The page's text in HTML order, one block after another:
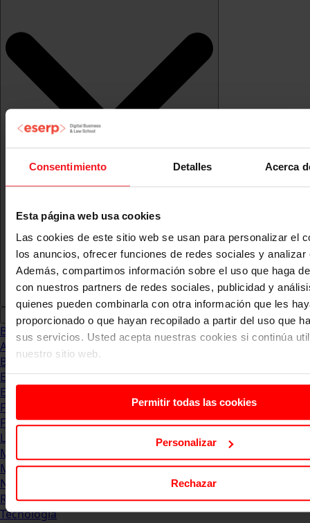
Consentimiento Detalles Acerca
Esta página web usa cookies
Las cookies de este sitio web se usan para personalizar el
los anuncios, ofrecer funciones de redes sociales y analizar
Además, compartimos información sobre el uso que haga
con nuestros partners de redes sociales, publicidad y
quienes pueden combinarla con otra información que les
proporcionado o que hayan recopilado a partir del uso que
sus servicios. Usted acepta nuestras cookies si continúa
nuestro sitio web.
Permitir todas las cookies
Personalizar
Rechazar
Blog
Abogacia
Business
Empleo & Emprendimiento
Empresas
Finanzas
Formación & Estudios
Luxury
Management
Marketing & Comunicación
Negocios
Recursos Humanos
Tecnología